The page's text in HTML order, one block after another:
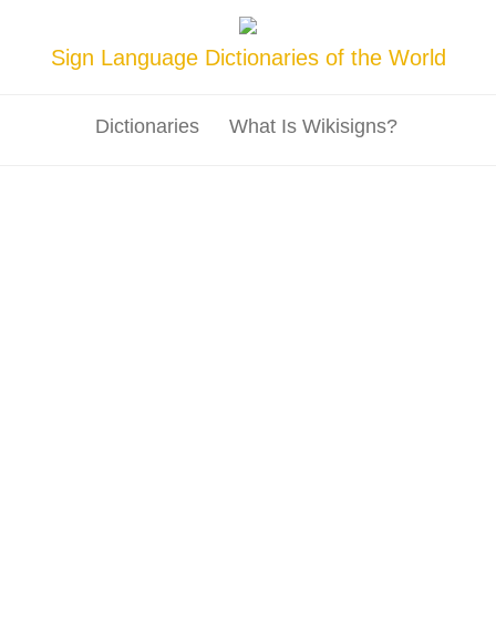
Sign Language Dictionaries of the World
Dictionaries What Is Wikisigns?